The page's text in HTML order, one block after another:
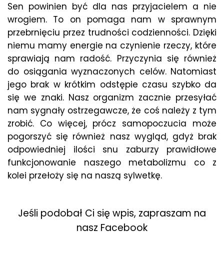
Sen powinien być dla nas przyjacielem a nie
wrogiem. To on pomaga nam w sprawnym
przebrnięciu przez trudności codzienności. Dzięki
niemu mamy energie na czynienie rzeczy, które
sprawiają nam radość. Przyczynia się również
do osiągania wyznaczonych celów. Natomiast
jego brak w krótkim odstępie czasu szybko da
się we znaki. Nasz organizm zacznie przesyłać
nam sygnały ostrzegawcze, że coś należy z tym
zrobić. Co więcej, prócz samopoczucia może
pogorszyć się również nasz wygląd, gdyż brak
odpowiedniej ilości snu zaburzy prawidłowe
funkcjonowanie naszego metabolizmu co z
kolei przełoży się na naszą sylwetkę.
Jeśli podobał Ci się wpis, zapraszam na
nasz Facebook